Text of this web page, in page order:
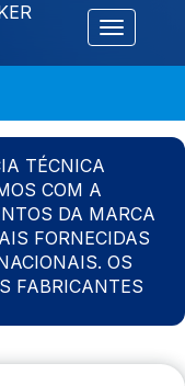
Alternar
TÉCNICA
COM A
DA MARCA
FORNECIDAS
OS
FABRICANTES